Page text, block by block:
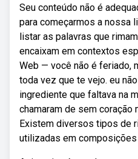
Seu conteúdo não é
para começarmos a nossa
listar as palavras que
encaixam em contextos
Web — você não é feriado,
toda vez que te vejo. eu
ingrediente que faltava na
chamaram de sem coração
Existem diversos tipos de
utilizadas em